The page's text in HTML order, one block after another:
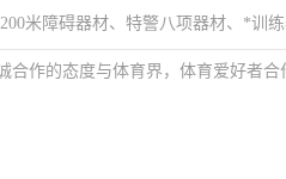
米障碍器材、特警八项器材、*训
作的态度与体育界，体育爱好者